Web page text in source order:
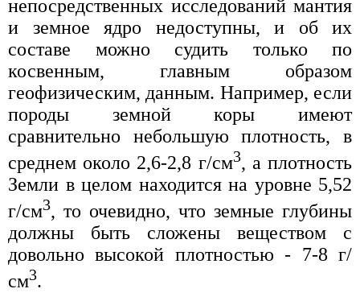
непосредственных исследований мантия
и земное ядро недоступны, и об их
составе можно судить только по
косвенным, главным образом
геофизическим, данным. Например, если
породы земной коры имеют
сравнительно небольшую плотность, в
среднем около 2,6-2,8 г/см3, а плотность
Земли в целом находится на уровне 5,52
г/см3, то очевидно, что земные глубины
должны быть сложены веществом с
довольно высокой плотностью - 7-8 г/
см3.